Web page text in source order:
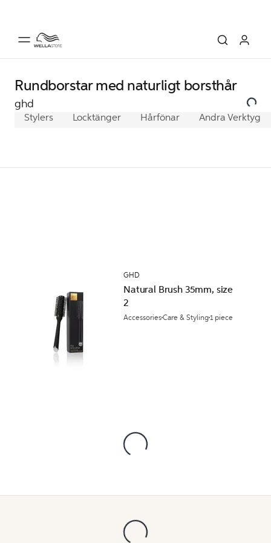
Rundborstar med naturligt borsthår
ghd
Stylers Locktänger Hårfönar Andra Verktyg
GHD
Natural Brush 35mm, size
2
AccessoriesCare & Styling1 piece